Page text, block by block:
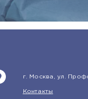
г. Москва, ул.
Контакты